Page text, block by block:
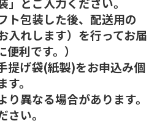
ト包装した後、配送用の
入れします）を行ってお届
利です。）
提げ袋(紙製)をお申込み個
。
異なる場合があります。
い。